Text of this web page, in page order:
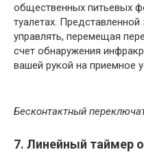
общественных питьевых
туалетах.
управлять, перемещая
счет обнаружения
вашей рукой на приемное
Бесконтактный
7. Линейный таймер